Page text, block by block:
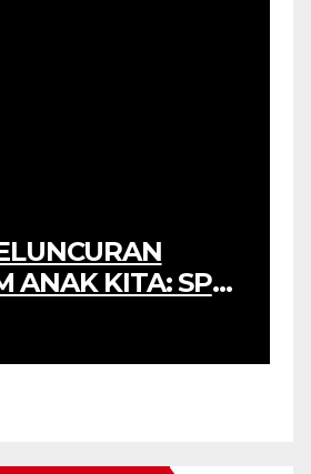
ANAK KITA: SPM
DAN